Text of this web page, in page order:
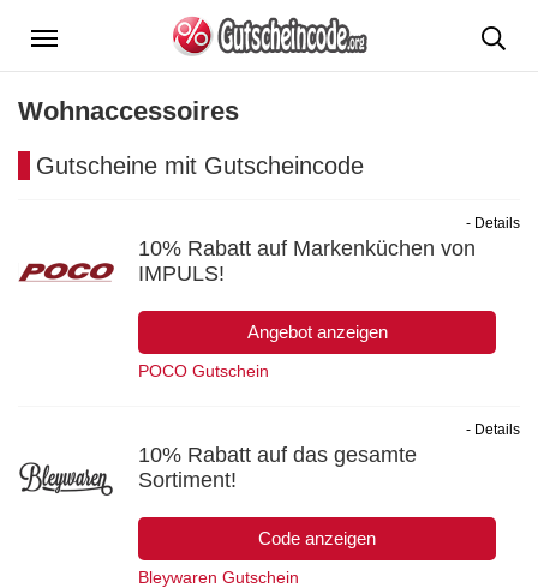
Menü
Wohnaccessoires
Gutscheine mit Gutscheincode
10% Rabatt auf Markenküchen von
IMPULS!
Angebot anzeigen
- Details
POCO Gutschein
10% Rabatt auf das gesamte
Sortiment!
Code anzeigen
- Details
Bleywaren Gutschein